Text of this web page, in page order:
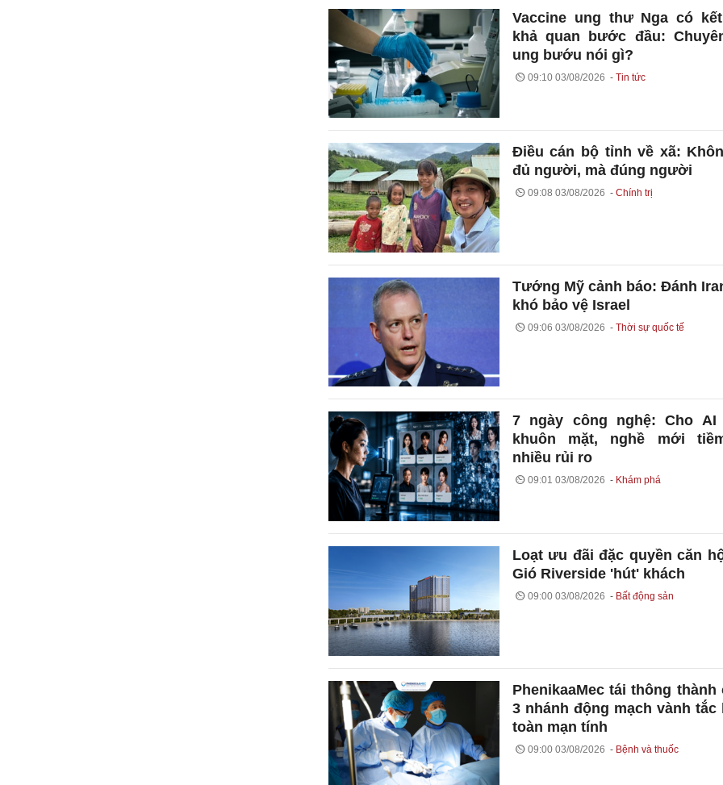
Vaccine ung thư Nga có
khả quan bước đầu:
ung bướu nói gì?
09:10 03/08/2026 Tin tức
Điều cán bộ tỉnh về xã:
đủ người, mà đúng người
09:08 03/08/2026 Chính trị
Tướng Mỹ cảnh báo: Đánh
khó bảo vệ Israel
09:06 03/08/2026 Thời sự quốc tế
7 ngày công nghệ: Cho AI
khuôn mặt, nghề mới
nhiều rủi ro
09:01 03/08/2026 Khám phá
Loạt ưu đãi đặc quyền căn
Gió Riverside 'hút' khách
09:00 03/08/2026 Bất động sản
PhenikaaMec tái thông thành
3 nhánh động mạch vành tắc
toàn mạn tính
09:00 03/08/2026 Bệnh và thuốc